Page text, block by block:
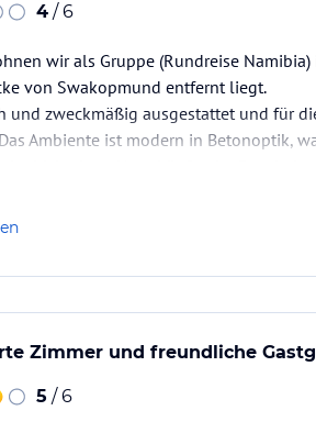
4 / 6
wir als Gruppe (Rundreise
von Swakopmund entfernt liegt.
und zweckmäßig ausgestattet und für
Ambiente ist modern in Betonoptik,
wohl gefühlt. Ich hatte ein Zimmer
Zimmer und freundliche
5 / 6